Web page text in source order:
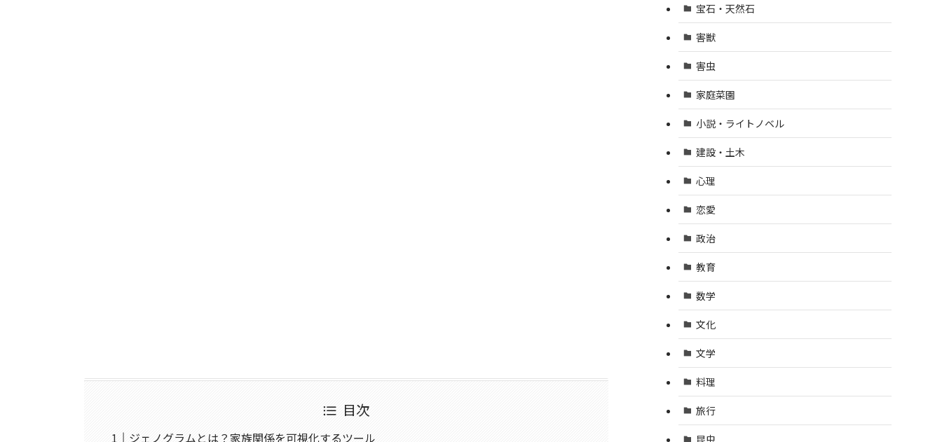
目次
ジェノグラムとは？家族関係を可視化するツール
宝石・天然石
害獣
害虫
家庭菜園
小説・ライトノベル
建設・土木
心理
恋愛
政治
教育
数学
文化
文学
料理
旅行
昆虫